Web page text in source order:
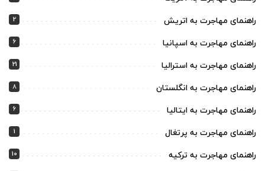
راهنمای مهاجرت به اتریش 2
راهنمای مهاجرت به اسپانیا 6
راهنمای مهاجرت به استرالیا 21
راهنمای مهاجرت به انگلستان 8
راهنمای مهاجرت به ایتالیا 6
راهنمای مهاجرت به پرتغال 1
راهنمای مهاجرت به ترکیه 10